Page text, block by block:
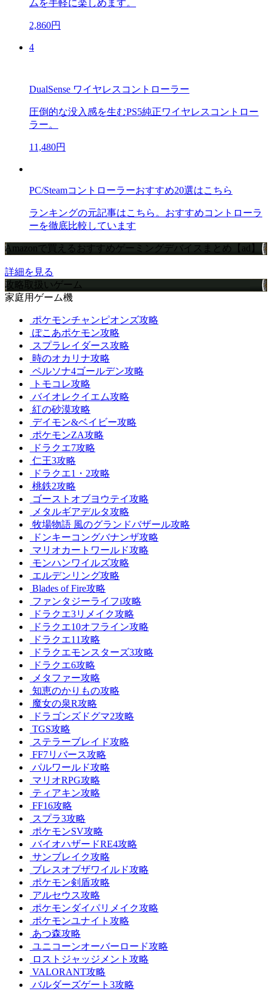
ムを手軽に楽しめます。
2,860円
4
DualSense ワイヤレスコントローラー
圧倒的な没入感を生むPS5純正ワイヤレスコントロー
ラー。
11,480円
PC/Steamコントローラーおすすめ20選はこちら
ランキングの元記事はこちら。おすすめコントローラ
ーを徹底比較しています
Amazonで買えるおすすめゲーミングデバイスまとめ【ad】
詳細を見る
攻略取扱いゲーム
家庭用ゲーム機
ポケモンチャンピオンズ攻略
ぽこあポケモン攻略
スプラレイダース攻略
時のオカリナ攻略
ペルソナ4ゴールデン攻略
トモコレ攻略
バイオレクイエム攻略
紅の砂漠攻略
デイモン&ベイビー攻略
ポケモンZA攻略
ドラクエ7攻略
仁王3攻略
ドラクエ1・2攻略
桃鉄2攻略
ゴーストオブヨウテイ攻略
メタルギアデルタ攻略
牧場物語 風のグランドバザール攻略
ドンキーコングバナンザ攻略
マリオカートワールド攻略
モンハンワイルズ攻略
エルデンリング攻略
Blades of Fire攻略
ファンタジーライフi攻略
ドラクエ3リメイク攻略
ドラクエ10オフライン攻略
ドラクエ11攻略
ドラクエモンスターズ3攻略
ドラクエ6攻略
メタファー攻略
知恵のかりもの攻略
魔女の泉R攻略
ドラゴンズドグマ2攻略
TGS攻略
ステラーブレイド攻略
FF7リバース攻略
パルワールド攻略
マリオRPG攻略
ティアキン攻略
FF16攻略
スプラ3攻略
ポケモンSV攻略
バイオハザードRE4攻略
サンブレイク攻略
ブレスオブザワイルド攻略
ポケモン剣盾攻略
アルセウス攻略
ポケモンダイパリメイク攻略
ポケモンユナイト攻略
あつ森攻略
ユニコーンオーバーロード攻略
ロストジャッジメント攻略
VALORANT攻略
バルダーズゲート3攻略